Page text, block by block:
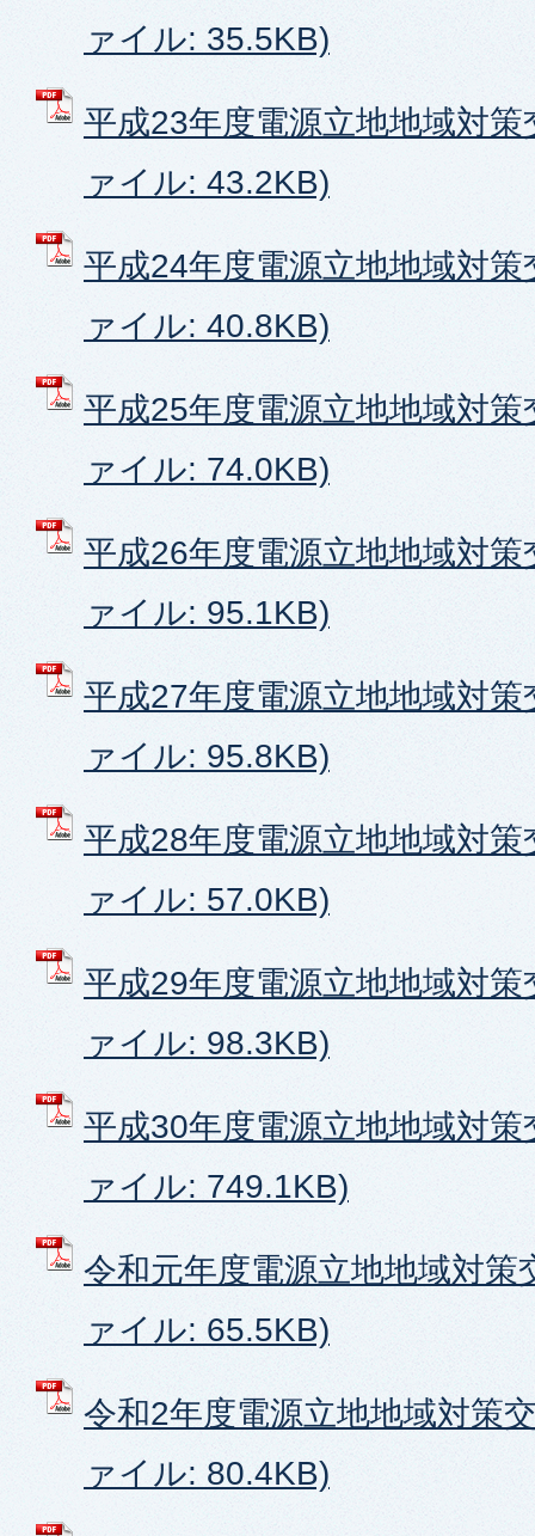
ァイル: 35.5KB)
平成23年度電源立地地域対
ァイル: 43.2KB)
平成24年度電源立地地域対
ァイル: 40.8KB)
平成25年度電源立地地域対
ァイル: 74.0KB)
平成26年度電源立地地域対
ァイル: 95.1KB)
平成27年度電源立地地域対
ァイル: 95.8KB)
平成28年度電源立地地域対
ァイル: 57.0KB)
平成29年度電源立地地域対
ァイル: 98.3KB)
平成30年度電源立地地域対
ァイル: 749.1KB)
令和元年度電源立地地域対策
ァイル: 65.5KB)
令和2年度電源立地地域対策
ァイル: 80.4KB)